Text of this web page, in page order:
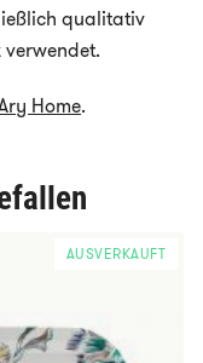
qualitativ
Home.
AUSVERKAUFT